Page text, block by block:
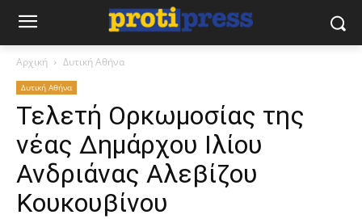
Αρχική Δυτική Αθήνα
Δυτική Αθήνα
Τελετή Ορκωμοσίας της
νέας Δημάρχου Ιλίου
Ανδριάνας Αλεβίζου
Κουκουβίνου